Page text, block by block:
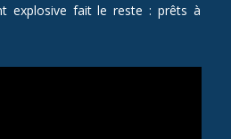
explosive fait le reste : prêts à